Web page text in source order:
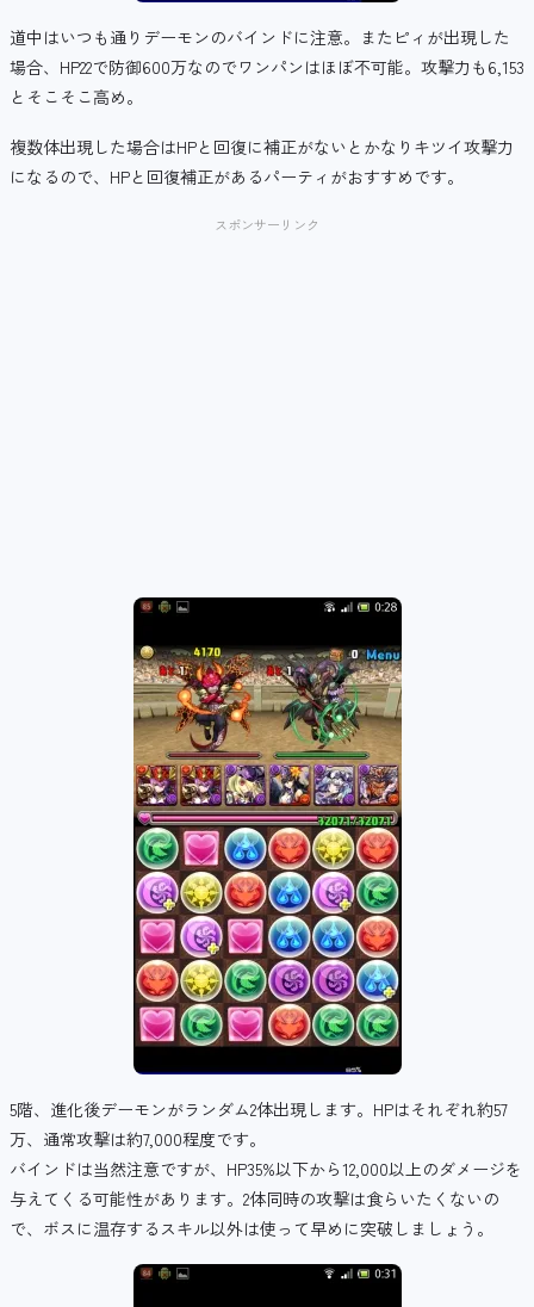
道中はいつも通りデーモンのバインドに注意。またピィが出現した
場合、HP22で防御600万なのでワンパンはほぼ不可能。攻撃力も6,153
とそこそこ高め。
複数体出現した場合はHPと回復に補正がないとかなりキツイ攻撃力
になるので、HPと回復補正があるパーティがおすすめです。
スポンサーリンク
5階、進化後デーモンがランダム2体出現します。HPはそれぞれ約57
万、通常攻撃は約7,000程度です。
バインドは当然注意ですが、HP35%以下から12,000以上のダメージを
与えてくる可能性があります。2体同時の攻撃は食らいたくないの
で、ボスに温存するスキル以外は使って早めに突破しましょう。